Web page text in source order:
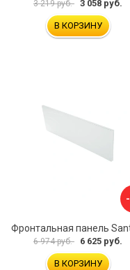
3 219 руб. 3 058 руб.
В КОРЗИНУ
6 974 руб. 6 625 руб.
В КОРЗИНУ